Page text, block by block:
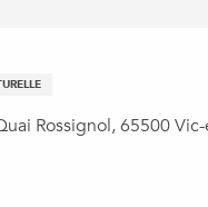
Rossignol, 65500
aux favoris